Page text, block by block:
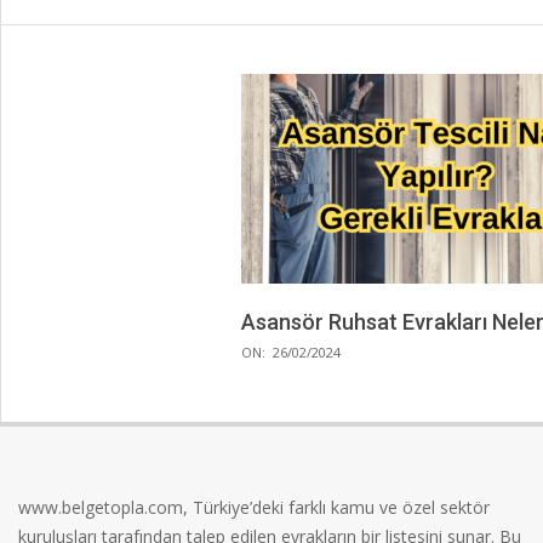
Asansör Ruhsat Evrakları
2024-
ON: 26/02/2024
www.belgetopla.com, Türkiye’deki farklı kamu ve özel sektör
kuruluşları tarafından talep edilen evrakların bir listesini sunar. Bu